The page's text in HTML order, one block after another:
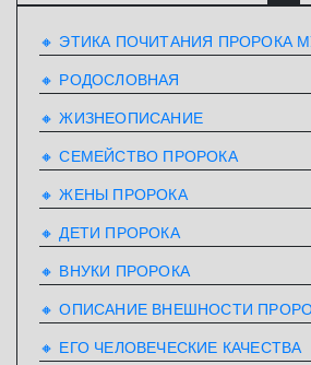
🔸 ЭТИКА ПОЧИТАНИЯ ПРОРОКА
🔸 РОДОСЛОВНАЯ
🔸 ЖИЗНЕОПИСАНИЕ
🔸 СЕМЕЙСТВО ПРОРОКА
🔸 ЖЕНЫ ПРОРОКА
🔸 ДЕТИ ПРОРОКА
🔸 ВНУКИ ПРОРОКА
🔸 ОПИСАНИЕ ВНЕШНОСТИ
🔸 ЕГО ЧЕЛОВЕЧЕСКИЕ КАЧЕСТВА